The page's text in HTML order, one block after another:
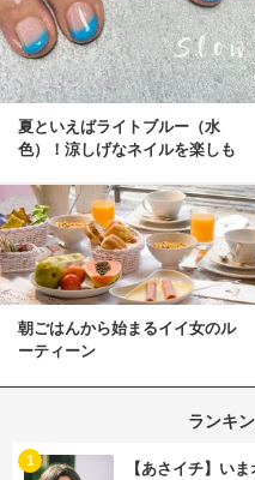
夏といえばライトブルー（水
色）！涼しげなネイルを楽しも
朝ごはんから始まるイイ女のル
ーティーン
ランキ
【あさイチ】い
1